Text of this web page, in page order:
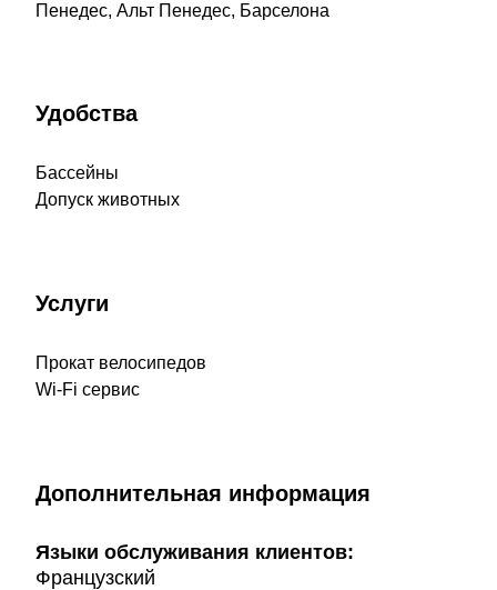
Пенедес, Альт Пенедес, Барселона
Удобства
Бассейны
Допуск животных
Услуги
Прокат велосипедов
Wi-Fi сервис
Дополнительная информация
Языки обслуживания клиентов:
Французский